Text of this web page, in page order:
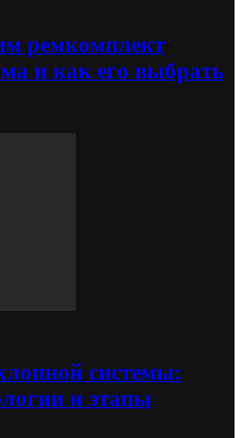
ремкомплект
и как его выбрать
системы:
и этапы